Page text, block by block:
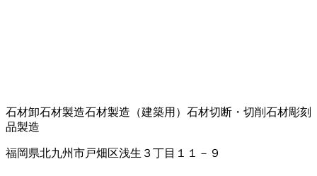
石材卸石材製造石材製造（建築用） 石材切断・切削 石材彫刻
品製造
福岡県北九州市戸畑区浅生３丁目１１－９